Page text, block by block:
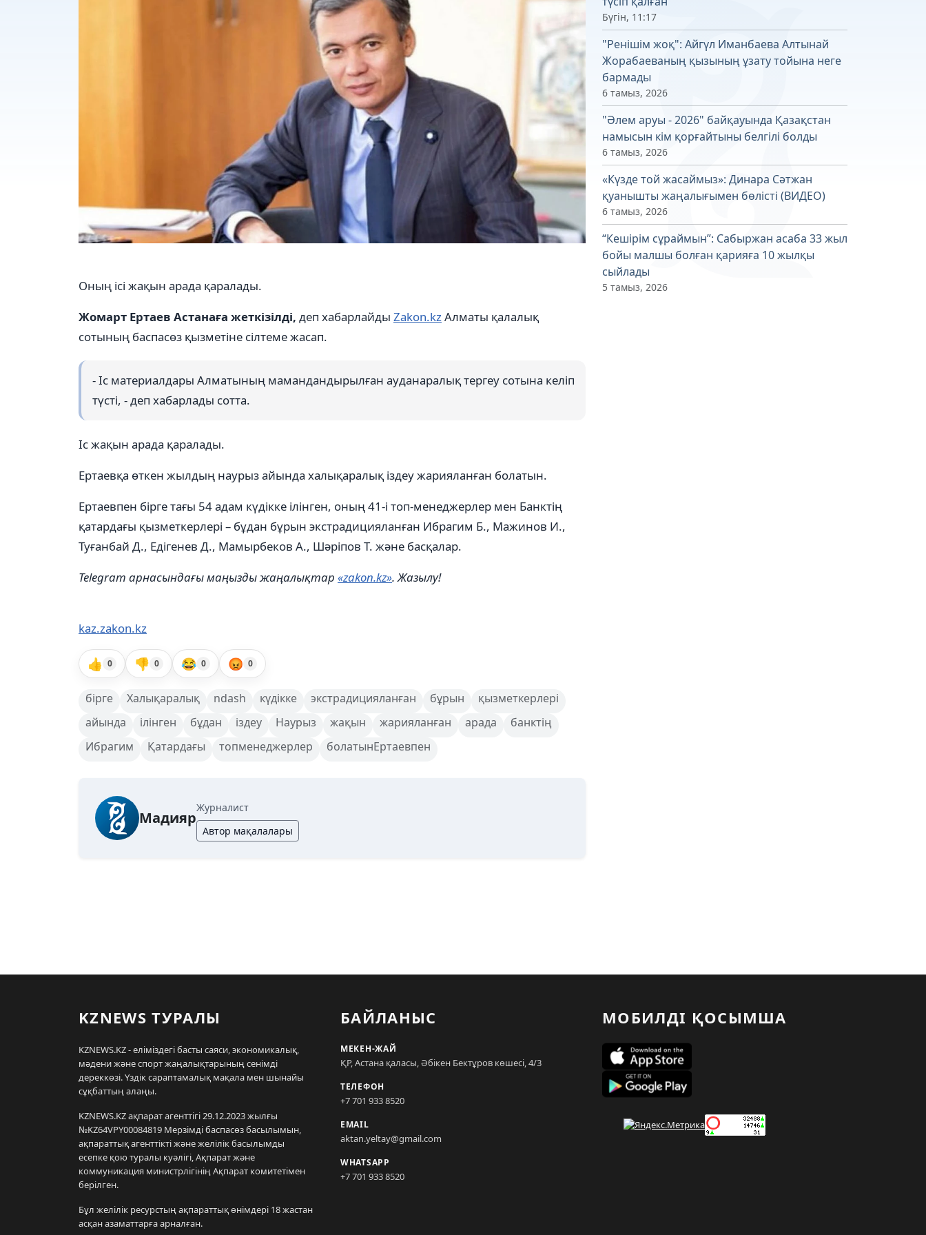
Оның ісі жақын арада қаралады.
Жомарт Ертаев Астанаға жеткізілді, деп хабарлайды Zakon.kzАлматы қалалық
сотының баспасөз қызметіне сілтеме жасап.
- Іс материалдары Алматының мамандандырылған ауданаралық тергеу сотына келіп
түсті, - деп хабарлады сотта.
Іс жақын арада қаралады.
Ертаевқа өткен жылдың наурыз айында халықаралық іздеу жарияланған болатын.
Ертаевпен бірге тағы 54 адам күдікке ілінген, оның 41-і топ-менеджерлер мен Банктің
қатардағы қызметкерлері – бұдан бұрын экстрадицияланған Ибрагим Б., Мажинов И.,
Туғанбай Д., Едігенев Д., Мамырбеков А., Шәріпов Т. және басқалар.
Telegram арнасындағы маңызды жаңалықтар «zakon.kz». Жазылу!
kaz.zakon.kz
👍 0 👎 0 😂 0 😡 0
бірге Халықаралық ndash күдікке экстрадицияланған бұрын
қызметкерлері
айында
ілінген бұдан іздеу Наурыз жақын жарияланған арада
банктің
Ибрагим
Қатардағы топменеджерлер болатынЕртаевпен
Мадияр
Журналист
Автор мақалалары
Бүгін, 11:17
"Ренішім жоқ": Айгүл Иманбаева Алтынай
Жорабаеваның қызының ұзату тойына неге
бармады
6 тамыз, 2026
"Әлем аруы - 2026" байқауында Қазақстан
намысын кім қорғайтыны белгілі болды
6 тамыз, 2026
«Күзде той жасаймыз»: Динара Сәтжан
қуанышты жаңалығымен бөлісті (ВИДЕО)
6 тамыз, 2026
“Кешірім сұраймын”: Сабыржан асаба 33 жыл
бойы малшы болған қарияға 10 жылқы
сыйлады
5 тамыз, 2026
KZNEWS ТУРАЛЫ
KZNEWS.KZ - еліміздегі басты саяси, экономикалық,
мәдени және спорт жаңалықтарының сенімді
дереккөзі. Үздік сараптамалық мақала мен шынайы
сұқбаттың алаңы.
KZNEWS.KZ ақпарат агенттігі 29.12.2023 жылғы
№KZ64VPY00084819 Мерзімді баспасөз басылымын,
ақпараттық агенттікті және желілік басылымды
есепке қою туралы куәлігі, Ақпарат және
коммуникация министрлігінің Ақпарат комитетімен
берілген.
Бұл желілік ресурстың ақпараттық өнімдері 18 жастан
асқан азаматтарға арналған.
БАЙЛАНЫС
МЕКЕН-ЖАЙ
ҚР, Астана қаласы, Әбікен Бектұров көшесі, 4/3
ТЕЛЕФОН
+7 701 933 8520
EMAIL
aktan.yeltay@gmail.com
WHATSAPP
+7 701 933 8520
МОБИЛДІ ҚОСЫМША